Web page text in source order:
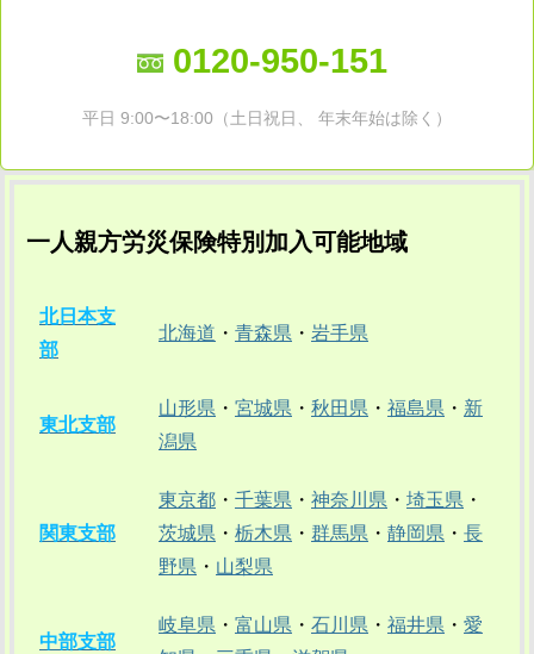
0120-950-151
平日 9:00〜18:00（土日祝日、 年末年始は除く）
一人親方労災保険特別加入可能地域
北日本支
部
北海道 ・ 青森県 ・ 岩手県
東北支部
山形県 ・ 宮城県 ・ 秋田県 ・ 福島県 ・ 新
潟県
関東支部
東京都 ・ 千葉県 ・ 神奈川県 ・ 埼玉県 ・
茨城県 ・ 栃木県 ・ 群馬県 ・ 静岡県 ・ 長
野県 ・ 山梨県
中部支部
岐阜県 ・ 富山県 ・ 石川県 ・ 福井県 ・ 愛